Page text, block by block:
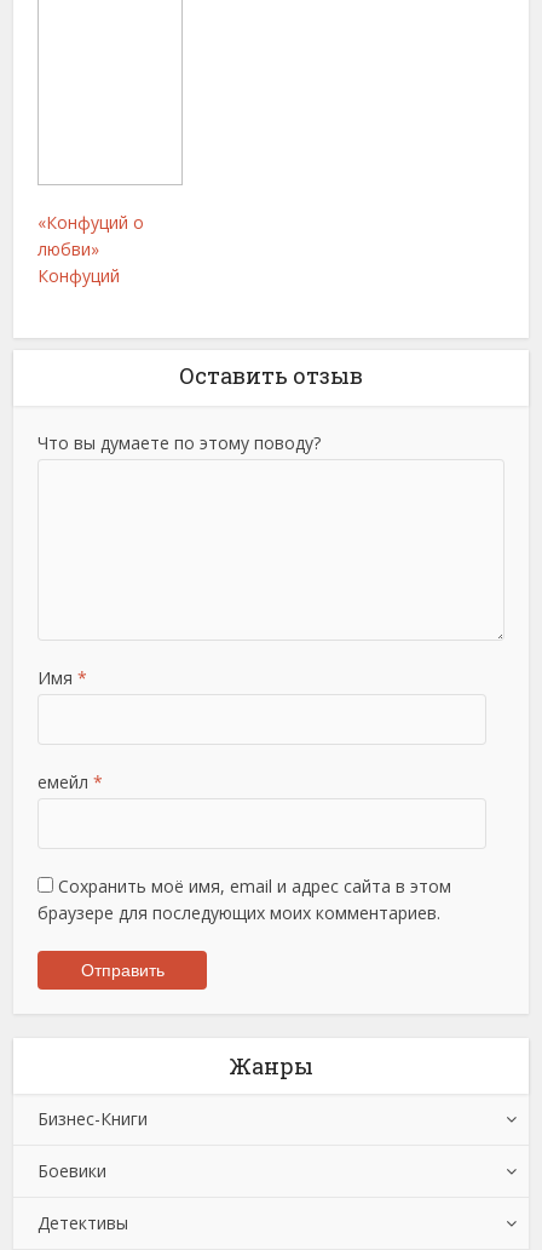
«Конфуций о
любви»
Конфуций
Оставить отзыв
Что вы думаете по этому поводу?
Имя *
емейл *
Сохранить моё имя, email и адрес сайта в этом
браузере для последующих моих комментариев.
Жанры
Бизнес-Книги
Банковское дело
Бухучет, налогообложение, аудит
Боевики
Боевики: Прочее
Детективы